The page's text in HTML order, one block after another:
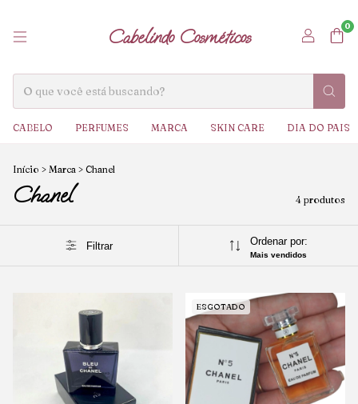
Cabelindo Cosméticos 0
CABELO PERFUMES MARCA SKIN CARE DIA DO PAIS
Início > Marca > Chanel
Chanel 4 produtos
Filtrar Ordenar por:
Mais vendidos
ESGOTADO